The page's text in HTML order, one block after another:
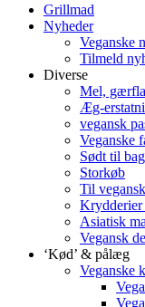
Grillmad
Nyheder
Veganske
Tilmeld
Diverse
Mel,
Æg-
vegansk
Veganske
Sødt til
Storkøb
Til
Krydderier
Asiatisk
Vegansk
‘Kød’ & pålæg
Veganske